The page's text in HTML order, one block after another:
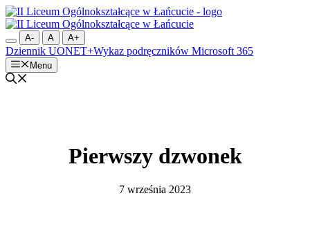
Przejdź
do
treściA- A A+
Dziennik UONET+Wykaz podręczników Microsoft 365
Menu
Pierwszy dzwonek
7 września 2023